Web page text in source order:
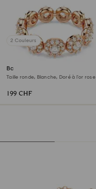
2 Couleurs
Bague Una Angelic
Taille ronde, Blanche, Doré à l’or rose
199 CHF